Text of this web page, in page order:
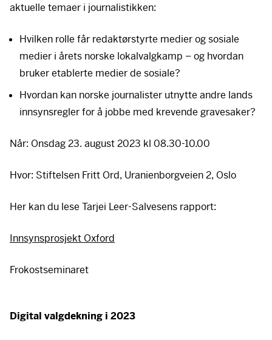
aktuelle temaer i journalistikken:
Hvilken rolle får redaktørstyrte medier og sosiale
medier i årets norske lokalvalgkamp – og hvordan
bruker etablerte medier de sosiale?
Hvordan kan norske journalister utnytte andre lands
innsynsregler for å jobbe med krevende gravesaker?
Når: Onsdag 23. august 2023 kl 08.30-10.00
Hvor: Stiftelsen Fritt Ord, Uranienborgveien 2, Oslo
Her kan du lese Tarjei Leer-Salvesens rapport:
Innsynsprosjekt Oxford
Frokostseminaret
For å se innholdet må du først akseptere cookies. Du
Digital valgdekning i 2023